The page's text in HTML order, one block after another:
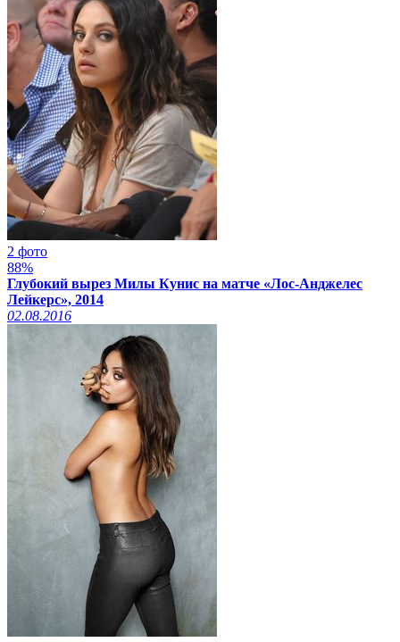
2 фото
88%
Глубокий вырез Милы Кунис на матче «Лос-Анджелес
Лейкерс», 2014
02.08.2016